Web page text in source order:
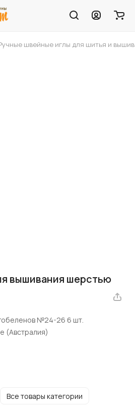
швейные иглы для шитья и
вышивания шерстью
№24-26 6 шт.
(Австралия)
Все товары категории